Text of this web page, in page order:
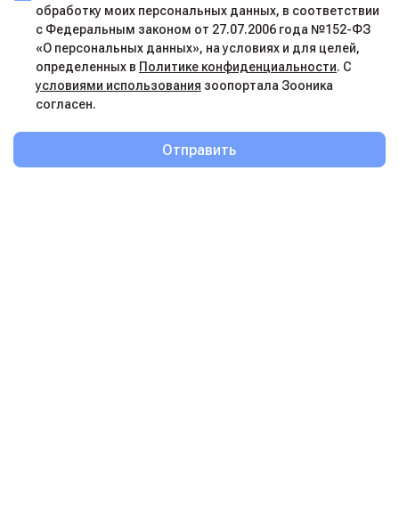
обработку моих персональных данных, в соответствии
с Федеральным законом от 27.07.2006 года №152-ФЗ
«О персональных данных», на условиях и для целей,
определенных в Политике конфиденциальности. С
условиями использования зоопортала Зооника
согласен.
Отправить